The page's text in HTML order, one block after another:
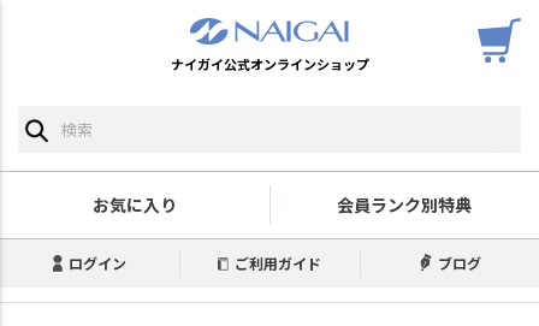
ナイガイ公式オンラインショップ
お気に入り 会員ランク別特典
ログイン ご利用ガイド ブログ